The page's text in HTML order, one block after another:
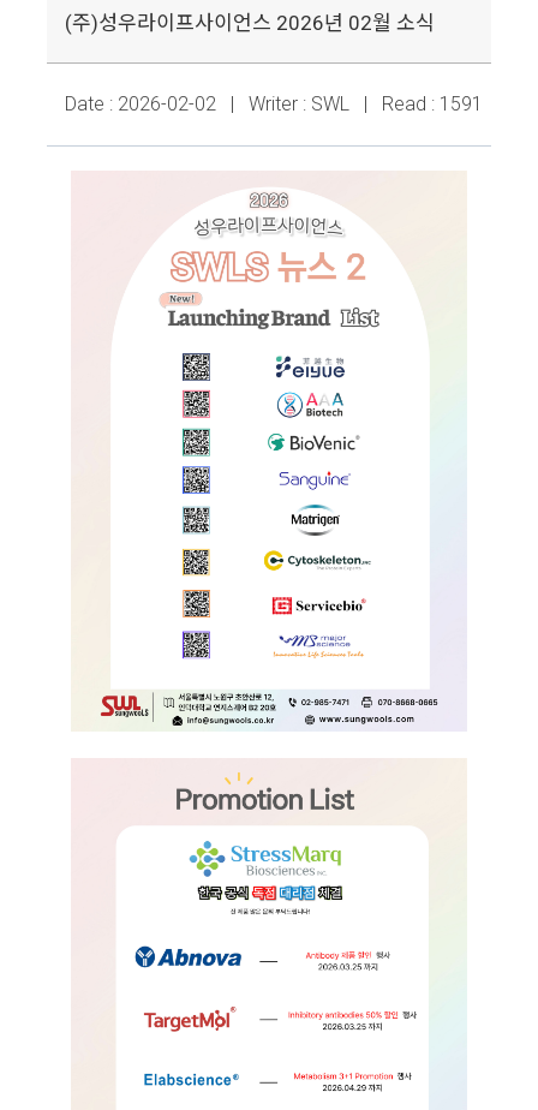
(주)성우라이프사이언스 2026년 02월 소식
Date : 2026-02-02 | Writer : SWL | Read : 1591